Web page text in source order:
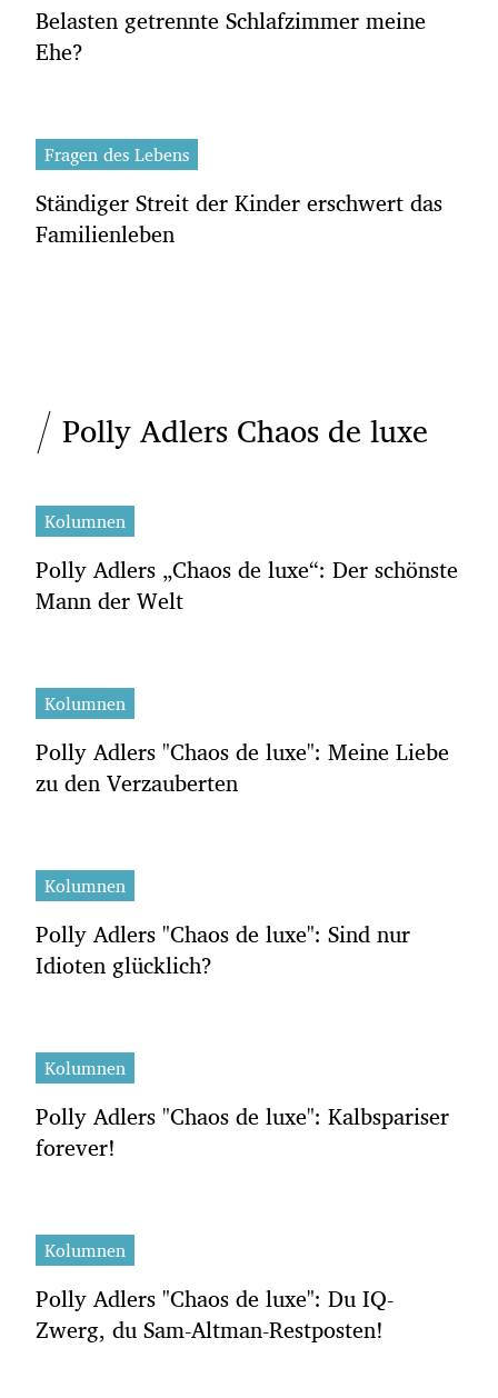
Belasten getrennte Schlafzimmer meine
Ehe?
Fragen des Lebens
Ständiger Streit der Kinder erschwert das
Familienleben
Polly Adlers Chaos de luxe
Kolumnen
Polly Adlers „Chaos de luxe“: Der schönste
Mann der Welt
Kolumnen
Polly Adlers "Chaos de luxe": Meine Liebe
zu den Verzauberten
Kolumnen
Polly Adlers "Chaos de luxe": Sind nur
Idioten glücklich?
Kolumnen
Polly Adlers "Chaos de luxe": Kalbspariser
forever!
Kolumnen
Polly Adlers "Chaos de luxe": Du IQ-
Zwerg, du Sam-Altman-Restposten!